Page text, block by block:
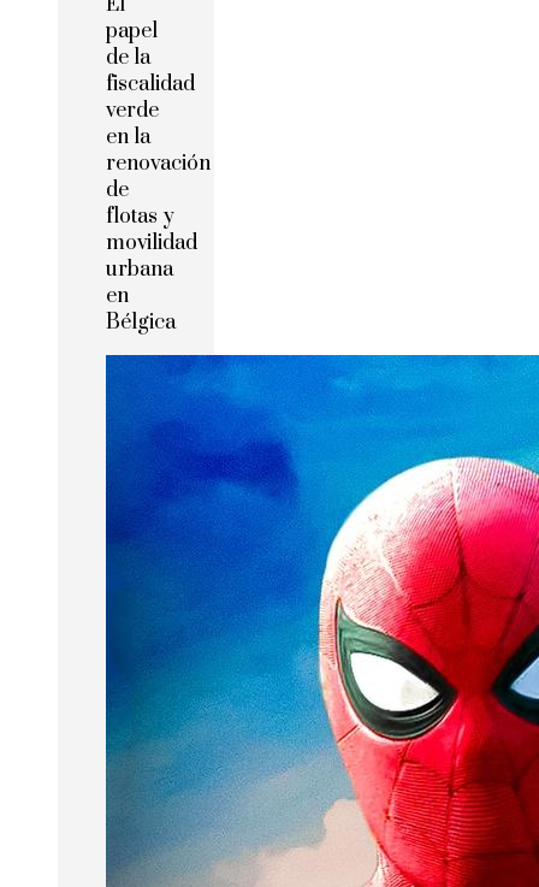
papel
de la
fiscalidad
verde
en la
renovación
de
flotas y
movilidad
urbana
en
Bélgica